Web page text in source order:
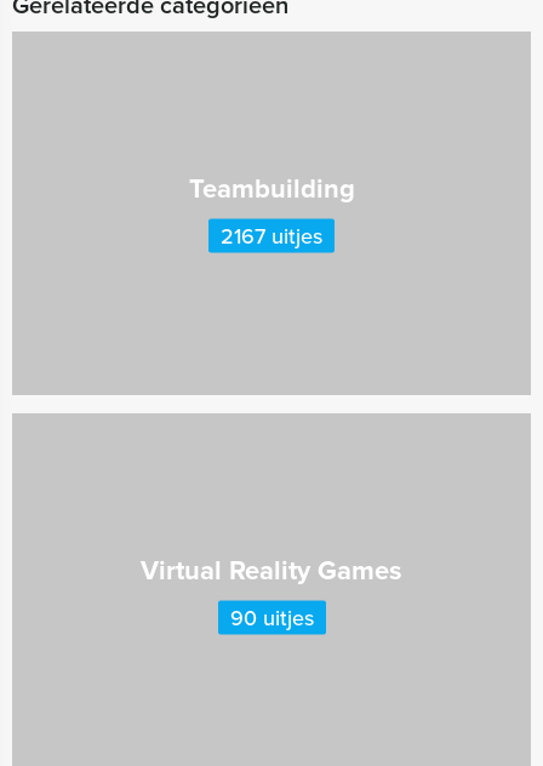
Teambuilding
2167 uitjes
Virtual Reality Games
90 uitjes